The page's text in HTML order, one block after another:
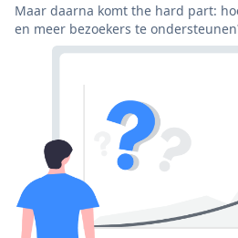
Maar daarna komt the hard part:
en meer bezoekers te